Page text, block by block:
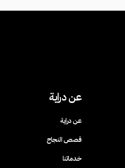
عن دراية
عن دراية
قصص النجاح
خدماتنا